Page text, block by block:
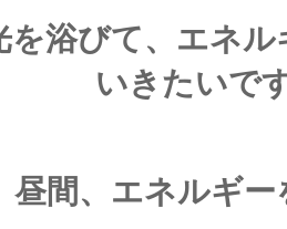
を浴びて、エネ
いきたいで
昼間、エネルギ